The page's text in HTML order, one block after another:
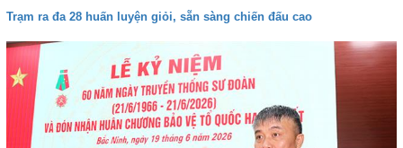
Trạm ra đa 28 huấn luyện giỏi, sẵn sàng chiến đấu cao